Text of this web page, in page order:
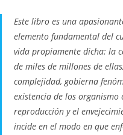
Este libro es una
elemento fundamental del
vida propiamente dicha: la
de miles de millones de
complejidad, gobierna
existencia de los organismo
reproducción y el
incide en el modo en que